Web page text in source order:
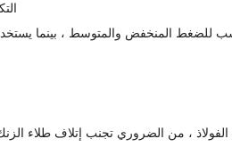
التكلفة: